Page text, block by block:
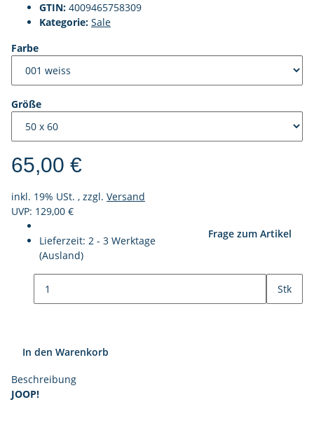
GTIN: 4009465758309
Kategorie: Sale
Farbe
Größe
65,00 €
inkl. 19% USt. , zzgl. Versand
UVP: 129,00 €
Lieferzeit: 2 - 3 Werktage
(Ausland)
Frage zum Artikel
Stk
In den Warenkorb
Beschreibung
JOOP!